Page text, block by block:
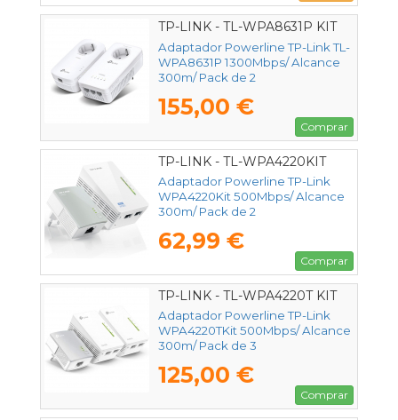
TP-LINK - TL-WPA8631P KIT
Adaptador Powerline TP-Link TL-
WPA8631P 1300Mbps/ Alcance
300m/ Pack de 2
155,00 €
Comprar
TP-LINK - TL-WPA4220KIT
Adaptador Powerline TP-Link
WPA4220Kit 500Mbps/ Alcance
300m/ Pack de 2
62,99 €
Comprar
TP-LINK - TL-WPA4220T KIT
Adaptador Powerline TP-Link
WPA4220TKit 500Mbps/ Alcance
300m/ Pack de 3
125,00 €
Comprar